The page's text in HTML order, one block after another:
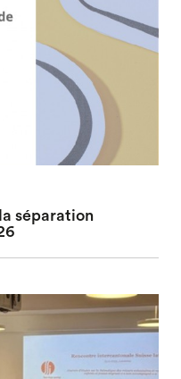
séparation